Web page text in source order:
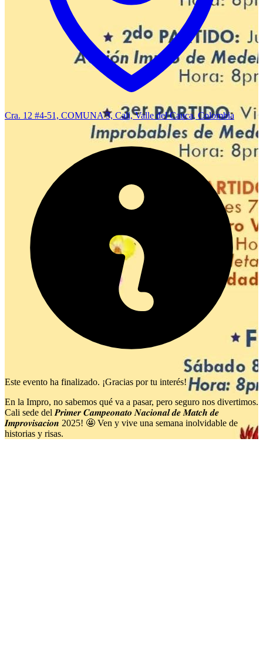
Cra. 12 #4-51, COMUNA 3, Cali, Valle del Cauca, Colombia
Este evento ha finalizado. ¡Gracias por tu interés!
En la Impro, no sabemos qué va a pasar, pero seguro nos divertimos.
Cali sede del 𝑷𝒓𝒊𝒎𝒆𝒓 𝑪𝒂𝒎𝒑𝒆𝒐𝒏𝒂𝒕𝒐 𝑵𝒂𝒄𝒊𝒐𝒏𝒂𝒍 𝒅𝒆 𝑴𝒂𝒕𝒄𝒉 𝒅𝒆
𝑰𝒎𝒑𝒓𝒐𝒗𝒊𝒔𝒂𝒄𝒊𝒐𝒏 2025! 🤩 Ven y vive una semana inolvidable de
historias y risas.